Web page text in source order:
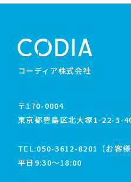
コーディア株式会社
〒170-0004
東京都豊島区北大塚1-22-3-
TEL:050-3612-8201（お客様
平日9:30〜18:00